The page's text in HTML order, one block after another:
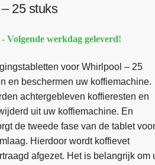
25 stuks
Volgende werkdag geleverd!
voor Whirlpool – 25
en beschermen uw koffiemachine.
achtergebleven koffieresten en
uit uw koffiemachine. En
de tweede fase van de tablet voor
Hierdoor wordt koffievet
afgezet. Het is belangrijk om